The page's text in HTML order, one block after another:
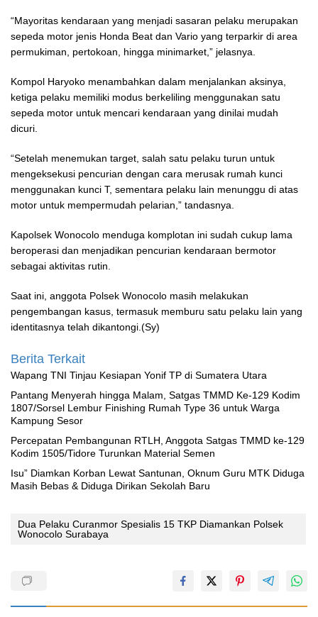
“Mayoritas kendaraan yang menjadi sasaran pelaku merupakan
sepeda motor jenis Honda Beat dan Vario yang terparkir di area
permukiman, pertokoan, hingga minimarket,” jelasnya.
Kompol Haryoko menambahkan dalam menjalankan aksinya,
ketiga pelaku memiliki modus berkeliling menggunakan satu
sepeda motor untuk mencari kendaraan yang dinilai mudah
dicuri.
“Setelah menemukan target, salah satu pelaku turun untuk
mengeksekusi pencurian dengan cara merusak rumah kunci
menggunakan kunci T, sementara pelaku lain menunggu di atas
motor untuk mempermudah pelarian,” tandasnya.
Kapolsek Wonocolo menduga komplotan ini sudah cukup lama
beroperasi dan menjadikan pencurian kendaraan bermotor
sebagai aktivitas rutin.
Saat ini, anggota Polsek Wonocolo masih melakukan
pengembangan kasus, termasuk memburu satu pelaku lain yang
identitasnya telah dikantongi.(Sy)
Berita Terkait
Wapang TNI Tinjau Kesiapan Yonif TP di Sumatera Utara
Pantang Menyerah hingga Malam, Satgas TMMD Ke-129 Kodim
1807/Sorsel Lembur Finishing Rumah Type 36 untuk Warga
Kampung Sesor
Percepatan Pembangunan RTLH, Anggota Satgas TMMD ke-129
Kodim 1505/Tidore Turunkan Material Semen
‎Isu” Diamkan Korban Lewat Santunan, Oknum Guru MTK Diduga
Masih Bebas & Diduga Dirikan Sekolah Baru
Dua Pelaku Curanmor Spesialis 15 TKP Diamankan Polsek
Wonocolo Surabaya